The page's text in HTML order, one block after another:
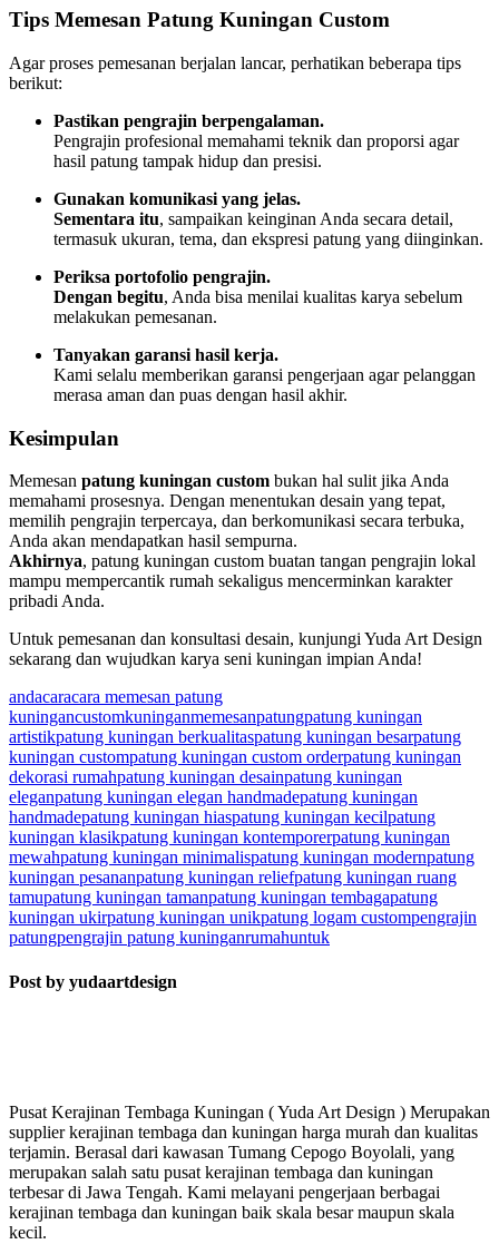
Tips Memesan Patung Kuningan Custom
Agar proses pemesanan berjalan lancar, perhatikan beberapa tips
berikut:
Pastikan pengrajin berpengalaman.
Pengrajin profesional memahami teknik dan proporsi agar
hasil patung tampak hidup dan presisi.
Gunakan komunikasi yang jelas.
Sementara itu, sampaikan keinginan Anda secara detail,
termasuk ukuran, tema, dan ekspresi patung yang diinginkan.
Periksa portofolio pengrajin.
Dengan begitu, Anda bisa menilai kualitas karya sebelum
melakukan pemesanan.
Tanyakan garansi hasil kerja.
Kami selalu memberikan garansi pengerjaan agar pelanggan
merasa aman dan puas dengan hasil akhir.
Kesimpulan
Memesan patung kuningan custom bukan hal sulit jika Anda
memahami prosesnya. Dengan menentukan desain yang tepat,
memilih pengrajin terpercaya, dan berkomunikasi secara terbuka,
Anda akan mendapatkan hasil sempurna.
Akhirnya, patung kuningan custom buatan tangan pengrajin lokal
mampu mempercantik rumah sekaligus mencerminkan karakter
pribadi Anda.
Untuk pemesanan dan konsultasi desain, kunjungiYuda Art Design
sekarang dan wujudkan karya seni kuningan impian Anda!
andacaracara memesan patung
kuningancustomkuninganmemesanpatungpatung kuningan
artistikpatung kuningan berkualitaspatung kuningan besarpatung
kuningan custompatung kuningan custom orderpatung kuningan
dekorasi rumahpatung kuningan desainpatung kuningan
eleganpatung kuningan elegan handmadepatung kuningan
handmadepatung kuningan hiaspatung kuningan kecilpatung
kuningan klasikpatung kuningan kontemporerpatung kuningan
mewahpatung kuningan minimalispatung kuningan modernpatung
kuningan pesananpatung kuningan reliefpatung kuningan ruang
tamupatung kuningan tamanpatung kuningan tembagapatung
kuningan ukirpatung kuningan unikpatung logam custompengrajin
patungpengrajin patung kuninganrumahuntuk
Post by yudaartdesign
Pusat Kerajinan Tembaga Kuningan ( Yuda Art Design ) Merupakan
supplier kerajinan tembaga dan kuningan harga murah dan kualitas
terjamin. Berasal dari kawasan Tumang Cepogo Boyolali, yang
merupakan salah satu pusat kerajinan tembaga dan kuningan
terbesar di Jawa Tengah. Kami melayani pengerjaan berbagai
kerajinan tembaga dan kuningan baik skala besar maupun skala
kecil.